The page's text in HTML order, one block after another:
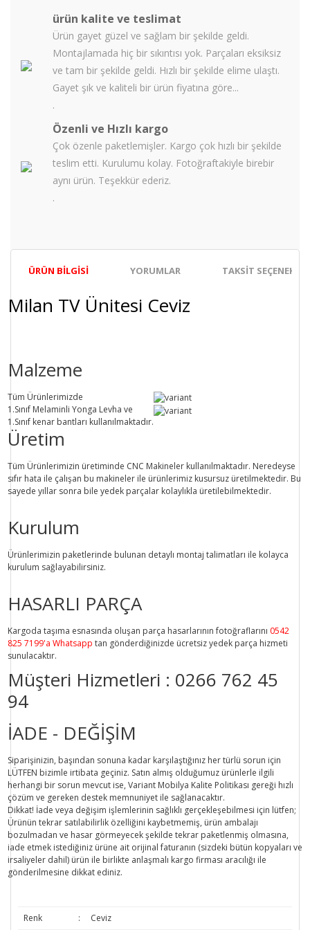
ürün kalite ve teslimat
Ürün gayet güzel ve sağlam bir şekilde geldi.
Montajlamada hiç bir sıkıntısı yok. Parçaları eksiksiz
ve tam bir şekilde geldi. Hızlı bir şekilde elime ulaştı.
Gayet şık ve kaliteli bir ürün fiyatına göre...
.
Özenli ve Hızlı kargo
Çok özenle paketlemişler. Kargo çok hızlı bir şekilde
teslim etti. Kurulumu kolay. Fotoğraftakiyle birebir
aynı ürün. Teşekkür ederiz.
.
ÜRÜN BILGISI YORUMLAR TAKSIT
Milan TV Ünitesi Ceviz
Malzeme
Tüm Ürünlerimizde
1.Sınıf Melaminli Yonga Levha ve
1.Sınıf kenar bantları kullanılmaktadır.
Üretim
Tüm Ürünlerimizin üretiminde CNC Makineler kullanılmaktadır. Neredeyse
sıfır hata ile çalışan bu makineler ile ürünlerimiz kusursuz üretilmektedir. Bu
sayede yıllar sonra bile yedek parçalar kolaylıkla üretilebilmektedir.
Kurulum
Ürünlerimizin paketlerinde bulunan detaylı montaj talimatları ile kolayca
kurulum sağlayabilirsiniz.
HASARLI PARÇA
Kargoda taşıma esnasında oluşan parça hasarlarının fotoğraflarını 0542
825 7199'a Whatsapp tan gönderdiğinizde ücretsiz yedek parça hizmeti
sunulacaktır.
Müşteri Hizmetleri : 0266 762 45
94
İADE - DEĞİŞİM
Siparişinizin, başından sonuna kadar karşılaştığınız her türlü sorun için
LÜTFEN bizimle irtibata geçiniz. Satın almış olduğumuz ürünlerle ilgili
herhangi bir sorun mevcut ise, Variant Mobilya Kalite Politikası gereği hızlı
çözüm ve gereken destek memnuniyet ile sağlanacaktır.
Dikkat! İade veya değişim işlemlerinin sağlıklı gerçekleşebilmesi için lütfen;
Ürünün tekrar satılabilirlik özelliğini kaybetmemiş, ürün ambalajı
bozulmadan ve hasar görmeyecek şekilde tekrar paketlenmiş olmasına,
iade etmek istediğiniz ürüne ait orijinal faturanın (sizdeki bütün kopyaları ve
irsaliyeler dahil) ürün ile birlikte anlaşmalı kargo firması aracılığı ile
gönderilmesine dikkat ediniz.
Renk :
Ceviz